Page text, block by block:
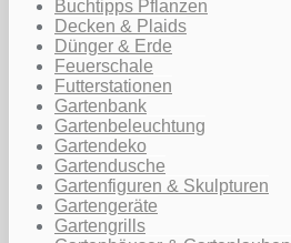
Buchtipps Pflanzen
Decken & Plaids
Dünger & Erde
Feuerschale
Futterstationen
Gartenbank
Gartenbeleuchtung
Gartendeko
Gartendusche
Gartenfiguren & Skulpturen
Gartengeräte
Gartengrills